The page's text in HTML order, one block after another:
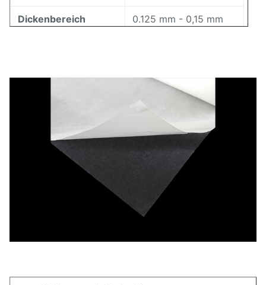
Dickenbereich 0.125 mm - 0,15 mm
17 ± 7 g/10 min
72±3 (Küste A)
Verhältnis 10,18 ± 0,02 g/cm3